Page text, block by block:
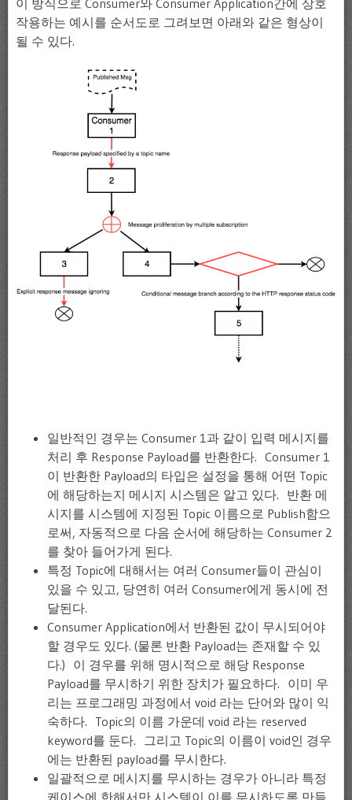
이 방식으로 Consumer와 Consumer Application간에 상호
작용하는 예시를 순서도로 그려보면 아래와 같은 형상이
될 수 있다.
일반적인 경우는 Consumer 1과 같이 입력 메시지를
처리 후 Response Payload를 반환한다. Consumer 1
이 반환한 Payload의 타입은 설정을 통해 어떤 Topic
에 해당하는지 메시지 시스템은 알고 있다. 반환 메
시지를 시스템에 지정된 Topic 이름으로 Publish함으
로써, 자동적으로 다음 순서에 해당하는 Consumer 2
를 찾아 들어가게 된다.
특정 Topic에 대해서는 여러 Consumer들이 관심이
있을 수 있고, 당연히 여러 Consumer에게 동시에 전
달된다.
Consumer Application에서 반환된 값이 무시되어야
할 경우도 있다. (물론 반환 Payload는 존재할 수 있
다.) 이 경우를 위해 명시적으로 해당 Response
Payload를 무시하기 위한 장치가 필요하다. 이미 우
리는 프로그래밍 과정에서 void 라는 단어와 많이 익
숙하다. Topic의 이름 가운데 void 라는 reserved
keyword를 둔다. 그리고 Topic의 이름이 void인 경우
에는 반환된 payload를 무시한다.
일괄적으로 메시지를 무시하는 경우가 아니라 특정
케이스에 한해서만 시스템이 이를 무시하도록 만들